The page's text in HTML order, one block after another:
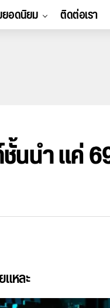
อดนิยม ติดต่อเรา
นนำ แค่
แหละ